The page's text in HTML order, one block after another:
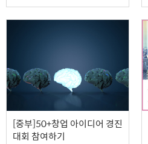
[중부]50+창업 아이디어 경진
대회 참여하기